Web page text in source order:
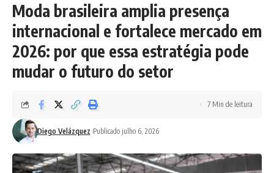
Moda brasileira amplia presença
internacional e fortalece mercado em
2026: por que essa estratégia pode
mudar o futuro do setor
Diego Velázquez Publicado julho 6, 2026
7 Min de leitura